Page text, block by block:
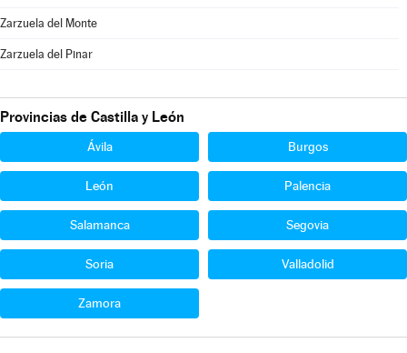
Zarzuela del Monte
Zarzuela del Pinar
Provincias de Castilla y León
Ávila Burgos
León Palencia
Salamanca Segovia
Soria Valladolid
Zamora